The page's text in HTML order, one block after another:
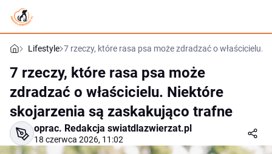
Lifestyle 7 rzeczy, które rasa psa może zdradzać o właścicielu.
7 rzeczy, które rasa psa może
zdradzać o właścicielu. Niektóre
skojarzenia są zaskakująco trafne
oprac. Redakcja swiatdlazwierzat.pl
18 czerwca 2026, 11:02